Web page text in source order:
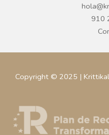
910
Copyright © 2025 |